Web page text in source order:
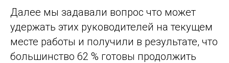
Далее мы задавали вопрос что может
удержать этих руководителей на текущем
месте работы и получили в результате, что
большинство 62 % готовы продолжить